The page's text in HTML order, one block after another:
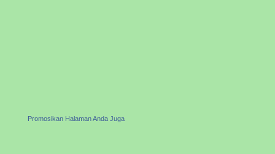
Promosikan Halaman Anda Juga